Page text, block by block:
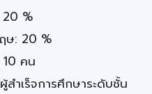
20 %
ษ: 20 %
10 คน
สำเร็จการศึกษาระดับชั้น